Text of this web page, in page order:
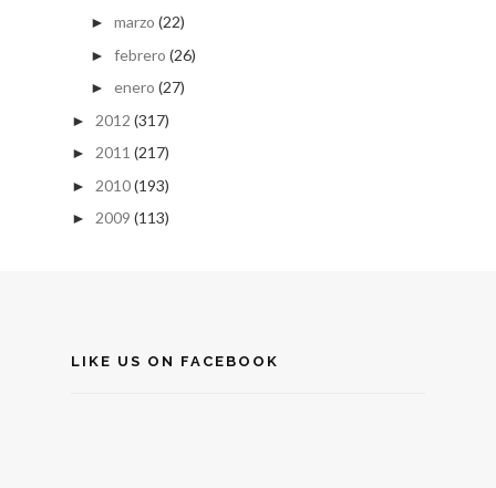
► marzo (22)
► febrero (26)
► enero (27)
► 2012 (317)
► 2011 (217)
► 2010(193)
► 2009 (113)
LIKE US ON FACEBOOK